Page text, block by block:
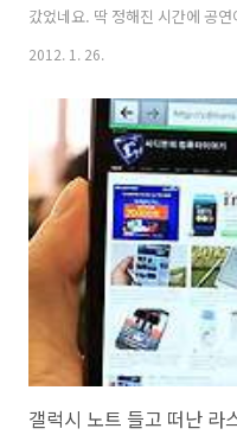
갔었네요. 딱 정해진 시간에 공
기분이 들었습니다. 캠코더랑
재대로 찍었거든요. 삼각대도
간에 20분식 공연을 하는데 느
많아서 재미있었습니다. 참고로
주의를 해야 합니다. 저는 표준
2012. 1. 26.
갤럭시 노트 들고 떠난 라